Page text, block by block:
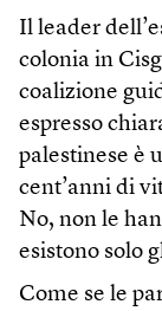
Il leader
colonia in
coalizione
espresso
palestinese è
cent’anni di
No, non le
esistono solo
Come se le